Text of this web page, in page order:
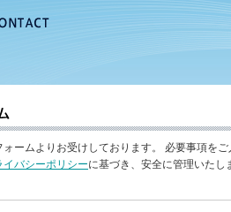
ームよりお受けしております。 必要事項を
イバシーポリシーに基づき、安全に管理いたし